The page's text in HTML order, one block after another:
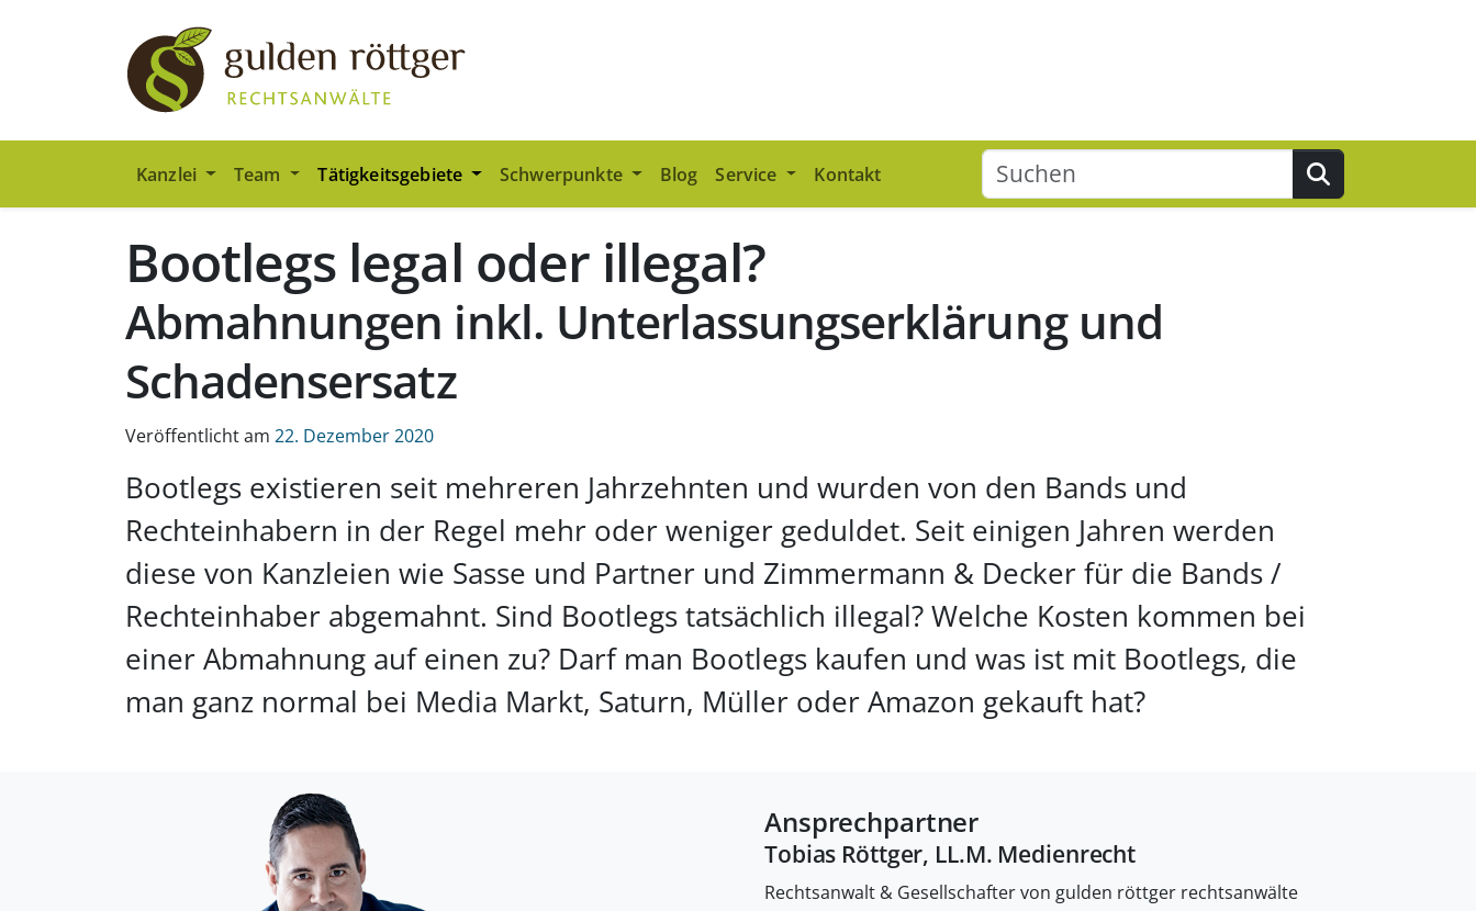
Kanzlei Team Tätigkeitsgebiete Schwerpunkte Blog Service Kontakt
Suchen
Bootlegs legal oder illegal?
Abmahnungen inkl. Unterlassungserklärung und
Schadensersatz
Veröffentlicht am 22. Dezember 2020
Bootlegs existieren seit mehreren Jahrzehnten und wurden von den Bands und
Rechteinhabern in der Regel mehr oder weniger geduldet. Seit einigen Jahren werden
diese von Kanzleien wie Sasse und Partner und Zimmermann & Decker für die Bands /
Rechteinhaber abgemahnt. Sind Bootlegs tatsächlich illegal? Welche Kosten kommen bei
einer Abmahnung auf einen zu? Darf man Bootlegs kaufen und was ist mit Bootlegs, die
man ganz normal bei Media Markt, Saturn, Müller oder Amazon gekauft hat?
Ansprechpartner
Tobias Röttger, LL.M. Medienrecht
Rechtsanwalt & Gesellschafter von gulden röttger rechtsanwälte